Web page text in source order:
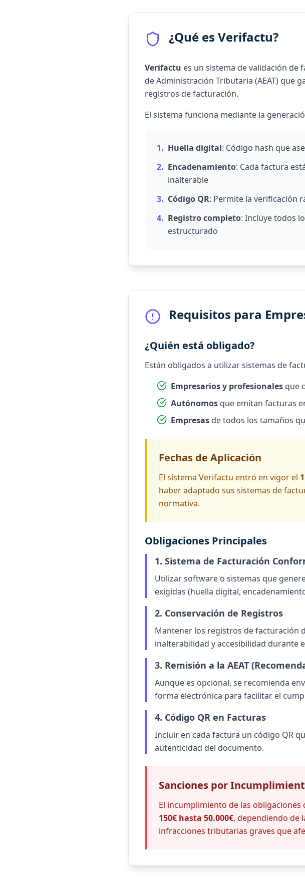
¿Qué es Verifactu?
Verifactu es un sistema de validación de
de Administración Tributaria (AEAT) que
registros de facturación.
El sistema funciona mediante la
1. Huella digital: Código hash que
2. Encadenamiento: Cada factura
inalterable
3. Código QR: Permite la verificación
4. Registro completo: Incluye todos
estructurado
Requisitos para
¿Quién está obligado?
Están obligados a utilizar sistemas de
Empresarios y profesionales que
Autónomos que emitan facturas
Empresas de todos los tamaños
Fechas de Aplicación
El sistema Verifactu entró en vigor el
haber adaptado sus sistemas de
normativa.
Obligaciones Principales
1. Sistema de Facturación
Utilizar software o sistemas que
exigidas (huella digital,
2. Conservación de Registros
Mantener los registros de facturación
inalterabilidad y accesibilidad durante
3. Remisión a la AEAT
Aunque es opcional, se recomienda
forma electrónica para facilitar el
4. Código QR en Facturas
Incluir en cada factura un código QR
autenticidad del documento.
Sanciones por
El incumplimiento de las
150€ hasta 50.000€, dependiendo de
infracciones tributarias graves que